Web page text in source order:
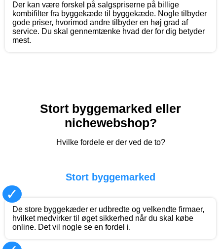
Der kan være forskel på salgspriserne på billige
kombifilter fra byggekæde til byggekæde. Nogle tilbyder
gode priser, hvorimod andre tilbyder en høj grad af
service. Du skal gennemtænke hvad der for dig betyder
mest.
Stort byggemarked eller
nichewebshop?
Hvilke fordele er der ved de to?
Stort byggemarked
✓
De store byggekæder er udbredte og velkendte firmaer,
hvilket medvirker til øget sikkerhed når du skal købe
online. Det vil nogle se en fordel i.